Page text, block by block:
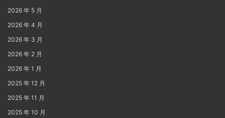
2026 年 5 月
2026 年 4 月
2026 年 3 月
2026 年 2 月
2026 年 1 月
2025 年 12 月
2025 年 11 月
2025 年 10 月